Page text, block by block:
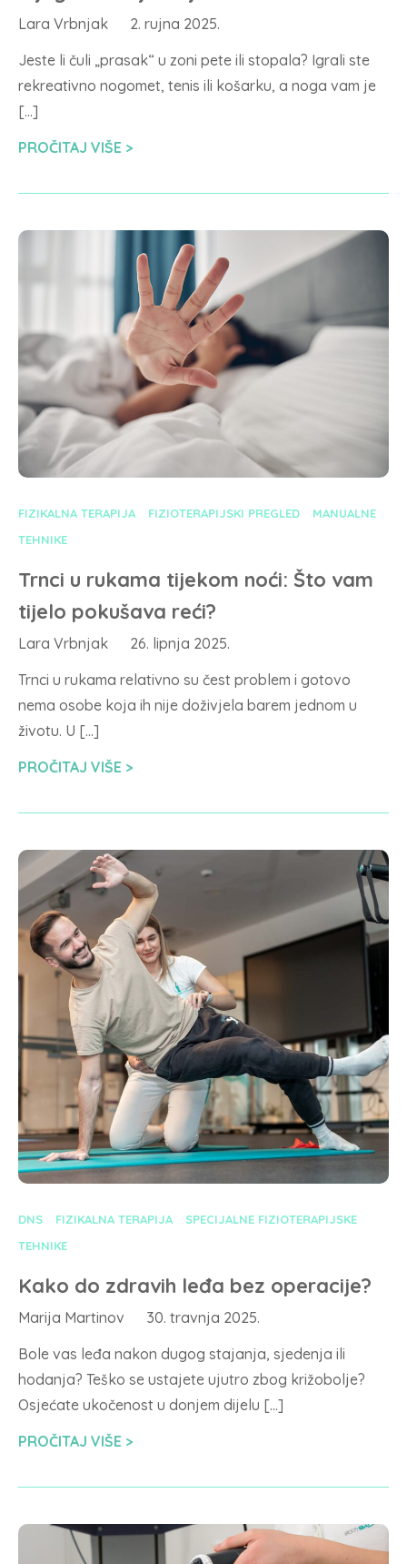
Lara Vrbnjak
2. rujna 2025.
Jeste li čuli „prasak“ u zoni pete ili stopala? Igrali ste
rekreativno nogomet, tenis ili košarku, a noga vam je
[…]
PROČITAJ VIŠE
FIZIKALNA TERAPIJA FIZIOTERAPIJSKI PREGLED
MANUALNE
TEHNIKE
Trnci u rukama tijekom noći: Što vam
tijelo pokušava reći?
Lara Vrbnjak
26. lipnja 2025.
Trnci u rukama relativno su čest problem i gotovo
nema osobe koja ih nije doživjela barem jednom u
životu. U […]
PROČITAJ VIŠE
DNS FIZIKALNA TERAPIJA
SPECIJALNE FIZIOTERAPIJSKE
TEHNIKE
Kako do zdravih leđa bez operacije?
Marija Martinov
30. travnja 2025.
Bole vas leđa nakon dugog stajanja, sjedenja ili
hodanja? Teško se ustajete ujutro zbog križobolje?
Osjećate ukočenost u donjem dijelu […]
PROČITAJ VIŠE